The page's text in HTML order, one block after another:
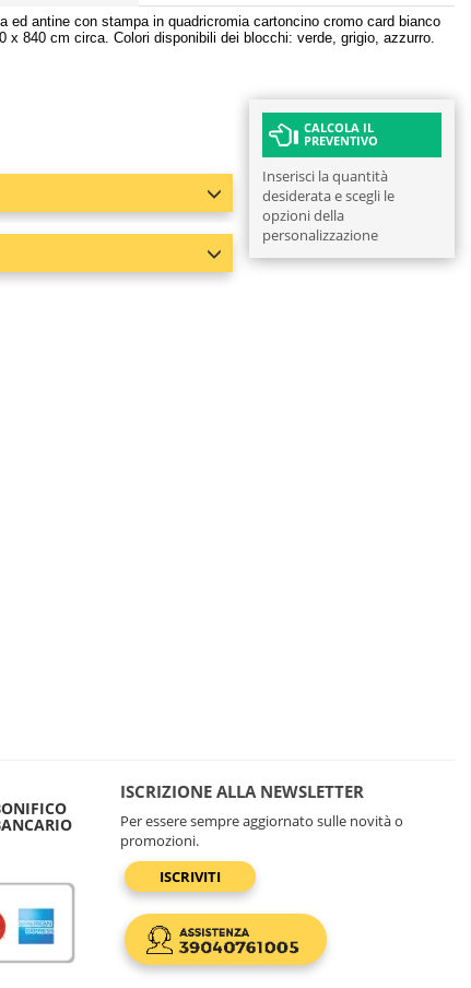
antine con stampa in quadricromia cartoncino cromo card bianco
x 840 cm circa. Colori disponibili dei blocchi: verde, grigio, azzurro.
CALCOLA IL
PREVENTIVO
Inserisci la quantità
desiderata e scegli le
opzioni della
personalizzazione
ISCRIZIONE ALLA NEWSLETTER
Per essere sempre aggiornato sulle novità o
promozioni.
ISCRIVITI